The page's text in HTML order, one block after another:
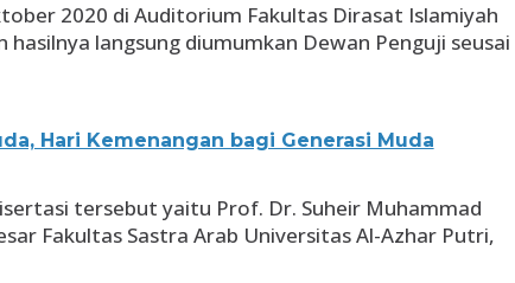
2020 di Auditorium Fakultas Dirasat Islamiyah
langsung diumumkan Dewan Penguji seusai
Hari Kemenangan bagi Generasi Muda
tersebut yaitu Prof. Dr. Suheir Muhammad
Fakultas Sastra Arab Universitas Al-Azhar Putri,